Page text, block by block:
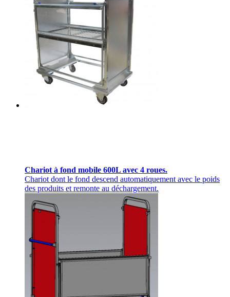
Chariot à fond mobile 600L avec 4 roues.
Chariot dont le fond descend automatiquement avec le poids
des produits et remonte au déchargement.